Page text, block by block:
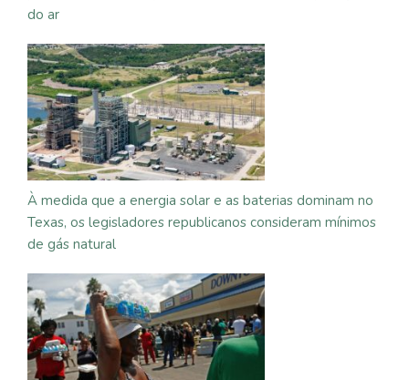
do ar
À medida que a energia solar e as baterias dominam no
Texas, os legisladores republicanos consideram mínimos
de gás natural